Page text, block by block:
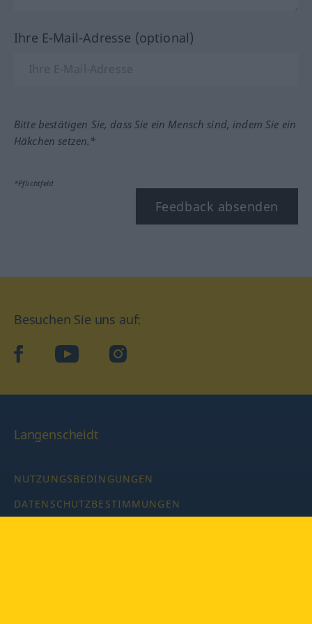
Ihre E-Mail-Adresse (optional)
Bitte bestätigen Sie, dass Sie ein Mensch sind, indem Sie ein
Häkchen setzen.*
*Pflichtfeld
Feedback absenden
Besuchen Sie uns auf:
facebookYouTube Instagram
Langenscheidt
NUTZUNGSBEDINGUNGEN
DATENSCHUTZBESTIMMUNGEN